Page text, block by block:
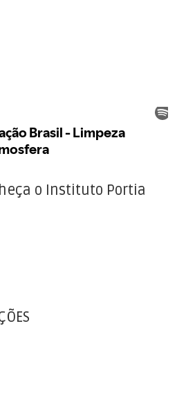
o Instituto Portia